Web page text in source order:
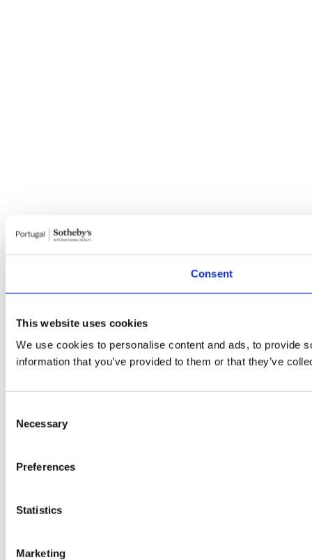
Consent
This website uses cookies
We use cookies to personalise content and ads, to provide
information that you’ve provided to them or that they’ve
Selection
Necessary
Preferences
Statistics
Marketing